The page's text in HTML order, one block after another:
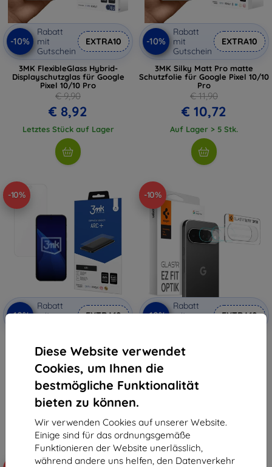
Diese Website verwendet
Cookies, um Ihnen die
bestmögliche Funktionalität
bieten zu können.
Wir verwenden Cookies auf unserer Website.
Einige sind für das ordnungsgemäße
Funktionieren der Website unerlässlich,
während andere uns helfen, den Datenverkehr
-10%
Rabatt
mit
Gutschein
EXTRA10
3MK FlexibleGlass Hybrid-
Displayschutzglas für Google
Pixel 10/10 Pro
€ 9,90
€ 8,92
Letztes Stück auf Lager
-10%
Rabatt
mit
Gutschein
EXTRA10
3MK Silky Matt Pro matte
Schutzfolie für Google Pixel 10/10
Pro
€ 11,90
€ 10,72
Auf Lager > 5 Stk.
-10%
-10%
Rabatt
mit
EXTRA10
Google Pixel 10/10 Pro
€ 10,90
€ 9,80
Auf Lager > 5 Stk.
-10%
-10%
Rabatt
mit
EXTRA10
Stück, kristallklar - Google Pixel
10 (AGL09661)
€ 20,60